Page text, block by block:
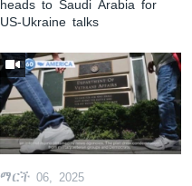
heads to Saudi Arabia for
US-Ukraine talks
ማርች 06, 2025